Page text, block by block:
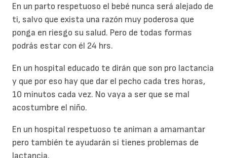
En un parto respetuoso el bebé nunca será alejado de
ti, salvo que exista una razón muy poderosa que
ponga en riesgo su salud. Pero de todas formas
podrás estar con él 24 hrs.
En un hospital educado te dirán que son pro lactancia
y que por eso hay que dar el pecho cada tres horas,
10 minutos cada vez. No vaya a ser que se mal
acostumbre el niño.
En un hospital respetuoso te animan a amamantar
pero también te ayudarán si tienes problemas de
lactancia.